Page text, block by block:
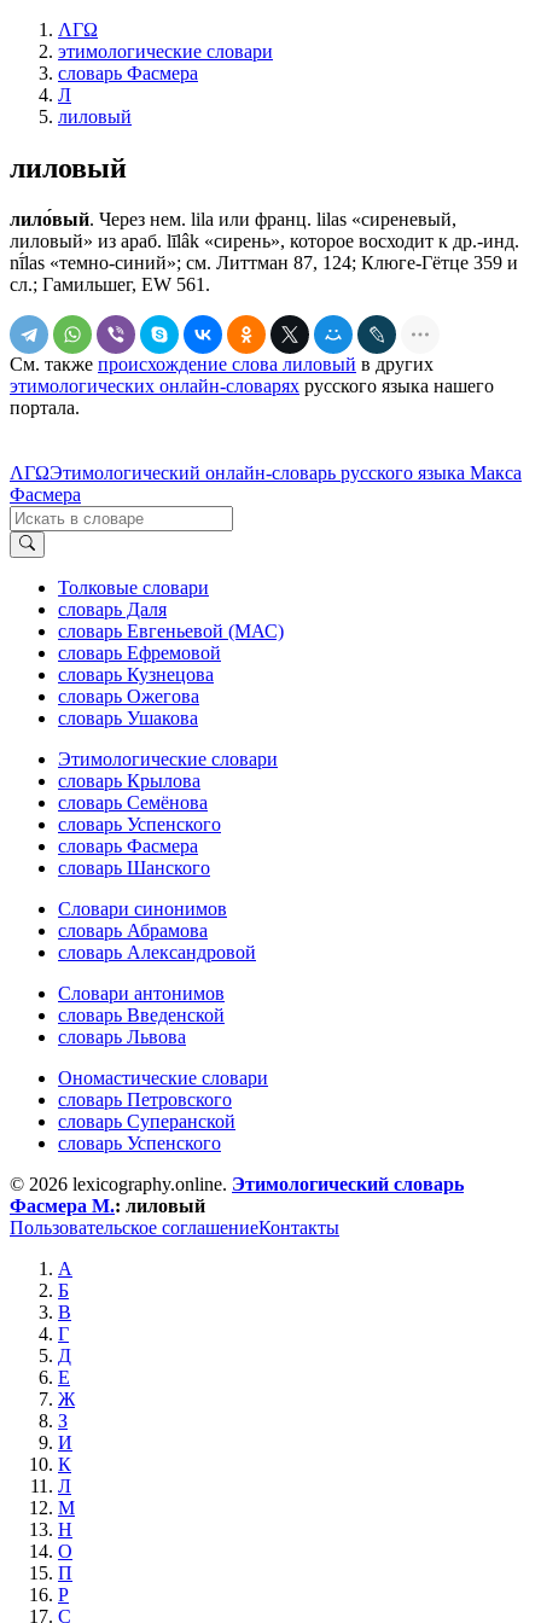
ΛΓΩ
этимологические словари
словарь Фасмера
Л
лиловый
лиловый
лило́вый. Через нем. lilа или франц. lilas «сиреневый,
лиловый» из араб. līlâk «сирень», которое восходит к др.-инд.
nī́las «темно-синий»; см. Литтман 87, 124; Клюге-Гётце 359 и
сл.; Гамильшег, ЕW 561.
См. также происхождение слова лиловый в других
этимологических онлайн-словарях русского языка нашего
портала.
ΛΓΩЭтимологический онлайн-словарь русского языка Макса
Фасмера
Толковые словари
словарь Даля
словарь Евгеньевой (МАС)
словарь Ефремовой
словарь Кузнецова
словарь Ожегова
словарь Ушакова
Этимологические словари
словарь Крылова
словарь Семёнова
словарь Успенского
словарь Фасмера
словарь Шанского
Словари синонимов
словарь Абрамова
словарь Александровой
Словари антонимов
словарь Введенской
словарь Львова
Ономастические словари
словарь Петровского
словарь Суперанской
словарь Успенского
© 2026 lexicography.online. Этимологический словарь
Фасмера М.: лиловый
Пользовательское соглашениеКонтакты
А
Б
В
Г
Д
Е
Ж
З
И
К
Л
М
Н
О
П
Р
С